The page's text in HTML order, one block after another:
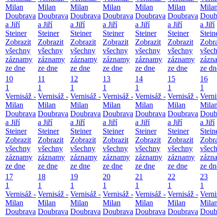
Milan
Doubrava
a Jiří
Steiner
Zobrazit
všechny
záznamy
ze dne
Milan
Doubrava
a Jiří
Steiner
Zobrazit
všechny
záznamy
ze dne
Milan
Doubrava
a Jiří
Steiner
Zobrazit
všechny
záznamy
ze dne
Milan
Doubrava
a Jiří
Steiner
Zobrazit
všechny
záznamy
ze dne
Milan
Doubrava
a Jiří
Steiner
Zobrazit
všechny
záznamy
ze dne
Milan
Doubrava
a Jiří
Steiner
Zobrazit
všechny
záznamy
ze dne
a Jiří
ze
10
1
Vernisáž -
Milan
Doubrava
a Jiří
Steiner
Zobrazit
všechny
záznamy
ze dne
11
1
Vernisáž -
Milan
Doubrava
a Jiří
Steiner
Zobrazit
všechny
záznamy
ze dne
12
1
Vernisáž -
Milan
Doubrava
a Jiří
Steiner
Zobrazit
všechny
záznamy
ze dne
13
1
Vernisáž -
Milan
Doubrava
a Jiří
Steiner
Zobrazit
všechny
záznamy
ze dne
14
1
Vernisáž -
Milan
Doubrava
a Jiří
Steiner
Zobrazit
všechny
záznamy
ze dne
15
1
Vernisáž -
Milan
Doubrava
a Jiří
Steiner
Zobrazit
všechny
záznamy
ze dne
16
1
a Jiří
ze
17
1
Vernisáž -
Milan
Doubrava
18
1
Vernisáž -
Milan
Doubrava
19
1
Vernisáž -
Milan
Doubrava
20
1
Vernisáž -
Milan
Doubrava
21
1
Vernisáž -
Milan
Doubrava
22
1
Vernisáž -
Milan
Doubrava
23
1